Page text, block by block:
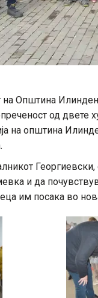
на Општина
од двете
на општина
и да
им посака во